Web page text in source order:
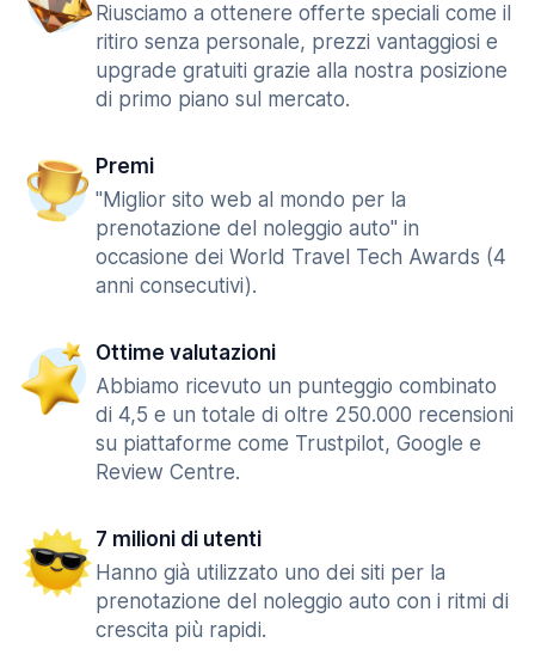
Riusciamo a ottenere offerte speciali come il
ritiro senza personale, prezzi vantaggiosi e
upgrade gratuiti grazie alla nostra posizione
di primo piano sul mercato.
Premi
"Miglior sito web al mondo per la
prenotazione del noleggio auto" in
occasione dei World Travel Tech Awards (4
anni consecutivi).
Ottime valutazioni
Abbiamo ricevuto un punteggio combinato
di 4,5 e un totale di oltre 250.000 recensioni
su piattaforme come Trustpilot, Google e
Review Centre.
7 milioni di utenti
Hanno già utilizzato uno dei siti per la
prenotazione del noleggio auto con i ritmi di
crescita più rapidi.